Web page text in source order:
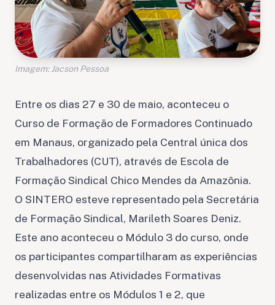
Imagem: Jacson Pessoa
Entre os dias 27 e 30 de maio, aconteceu o
Curso de Formação de Formadores Continuado
em Manaus, organizado pela Central única dos
Trabalhadores (CUT), através de Escola de
Formação Sindical Chico Mendes da Amazônia.
O SINTERO esteve representado pela Secretária
de Formação Sindical, Marileth Soares Deniz.
Este ano aconteceu o Módulo 3 do curso, onde
os participantes compartilharam as experiências
desenvolvidas nas Atividades Formativas
realizadas entre os Módulos 1 e 2, que